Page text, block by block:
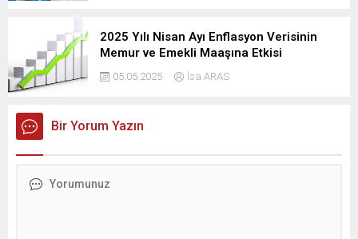
2025 Yılı Nisan Ayı Enflasyon Verisinin
Memur ve Emekli Maaşına Etkisi
05.05.2025 İsa ARAS
Bir Yorum Yazın